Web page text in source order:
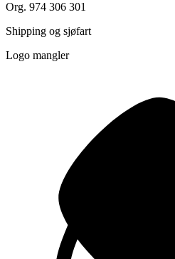
Org. 974 306 301
Shipping og sjøfart
Logo mangler